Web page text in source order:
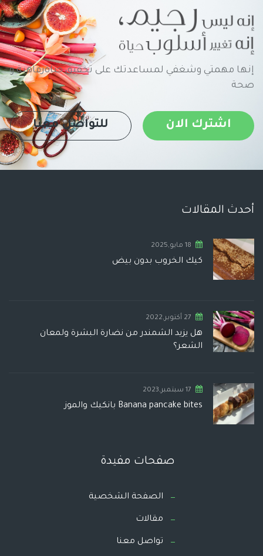
إنها مهمتي وشغفي لمساعدتك على تحقيق حياةرفاهية و
صحة
اشترك الان للتواصل معنا
أحدث المقالات
18 مايو,2025
كيك الخروب بدون بيض
27 أكتوبر,2022
هل يزيد الشمندر من نضارة البشرة ولمعان
الشعر؟
17 سبتمبر,2023
Banana pancake bites بانكيك والموز
صفحات مفيدة
الصفحة الشخصية
مقالات
تواصل معنا